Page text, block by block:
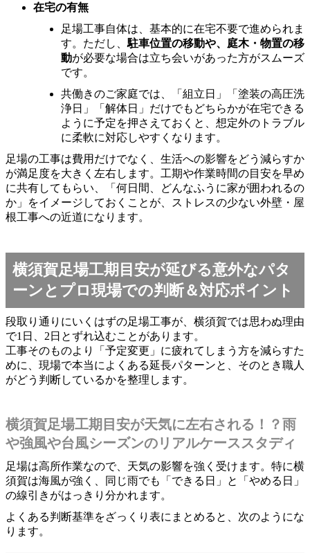
在宅の有無
足場工事自体は、基本的に在宅不要で進められま
す。ただし、 駐車位置の移動や、庭木・物置の移
動が必要な場合は立ち会いがあった方がスムーズ
です。
共働きのご家庭では、「組立日」「塗装の高圧洗
浄日」「解体日」だけでもどちらかが在宅できる
ように予定を押さえておくと、想定外のトラブル
に柔軟に対応しやすくなります。
足場の工事は費用だけでなく、生活への影響をどう減らすか
が満足度を大きく左右します。工期や作業時間の目安を早め
に共有してもらい、「何日間、どんなふうに家が囲われるの
か」をイメージしておくことが、ストレスの少ない外壁・屋
根工事への近道になります。
横須賀足場工期目安が延びる意外なパタ
ーンとプロ現場での判断＆対応ポイント
段取り通りにいくはずの足場工事が、横須賀では思わぬ理由
で1日、2日とずれ込むことがあります。
工事そのものより「予定変更」に疲れてしまう方を減らすた
めに、現場で本当によくある延長パターンと、そのとき職人
がどう判断しているかを整理します。
横須賀足場工期目安が天気に左右される！？雨
や強風や台風シーズンのリアルケーススタディ
足場は高所作業なので、天気の影響を強く受けます。特に横
須賀は海風が強く、同じ雨でも「できる日」と「やめる日」
の線引きがはっきり分かれます。
よくある判断基準をざっくり表にまとめると、次のようにな
ります。